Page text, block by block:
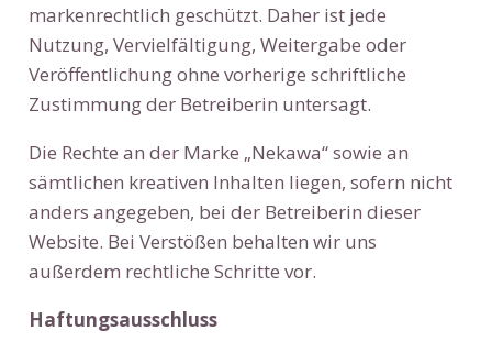
markenrechtlich geschützt. Daher ist jede
Nutzung, Vervielfältigung, Weitergabe oder
Veröffentlichung ohne vorherige schriftliche
Zustimmung der Betreiberin untersagt.
Die Rechte an der Marke „Nekawa“ sowie an
sämtlichen kreativen Inhalten liegen, sofern nicht
anders angegeben, bei der Betreiberin dieser
Website. Bei Verstößen behalten wir uns
außerdem rechtliche Schritte vor.
Haftungsausschluss